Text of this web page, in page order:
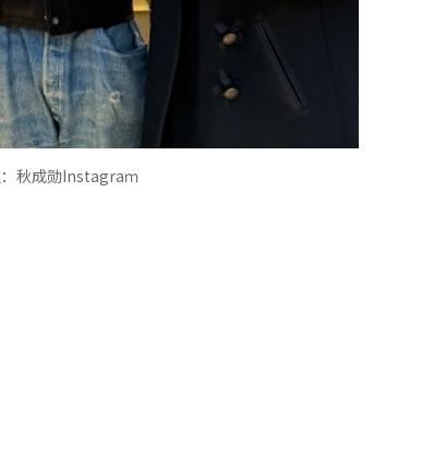
秋成勋Instagraｍ